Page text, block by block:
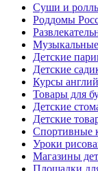
Суши и
Роддомы
Детские
Детские
Курсы
Товары для
Детские
Детские
Спортивные
Уроки
Магазины
Площадки